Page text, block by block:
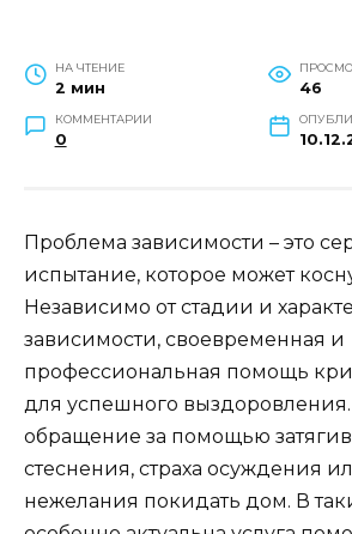
НА ЧТЕНИЕ
2 мин 46
КОММЕНТАРИИ
0
Проблема зависимости – это
испытание, которое может
Независимо от стадии и
зависимости, своевременная и
профессиональная помощь
для успешного
обращение за помощью
стеснения, страха осуждения
нежелания покидать дом. В